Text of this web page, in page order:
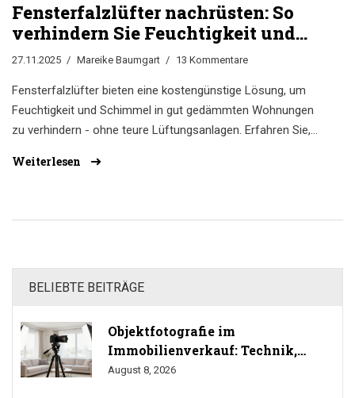
Fensterfalzlüfter nachrüsten: So
verhindern Sie Feuchtigkeit und
Schimmel ohne teure
27.11.2025 Mareike Baumgart 13 Kommentare
Fensterfalzlüfter bieten eine kostengünstige Lösung, um
Feuchtigkeit und Schimmel in gut gedämmten Wohnungen
zu verhindern - ohne teure Lüftungsanlagen. Erfahren Sie,
kosten.
Weiterlesen
BELIEBTE BEITRÄGE
Objektfotografie im
Immobilienverkauf: Technik,
Perspektiven und Do's & Don'ts
August 8, 2026